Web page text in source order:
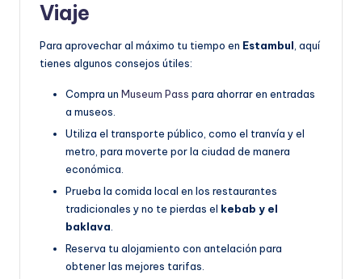
Viaje
Para aprovechar al máximo tu tiempo en Estambul , aquí
tienes algunos consejos útiles:
Compra un Museum Pass para ahorrar en entradas
a museos.
Utiliza el transporte público, como el tranvía y el
metro, para moverte por la ciudad de manera
económica.
Prueba la comida local en los restaurantes
tradicionales y no te pierdas el kebab y el
baklava
Reserva tu alojamiento con antelación para
obtener las mejores tarifas.